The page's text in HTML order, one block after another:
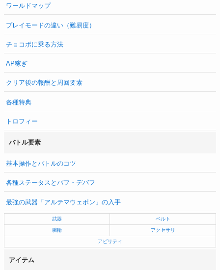
ワールドマップ
プレイモードの違い（難易度）
チョコボに乗る方法
AP稼ぎ
クリア後の報酬と周回要素
各種特典
トロフィー
バトル要素
基本操作とバトルのコツ
各種ステータスとバフ・デバフ
最強の武器「アルテマウェポン」の入手
武器 ベルト
腕輪 アクセサリ
アビリティ
アイテム